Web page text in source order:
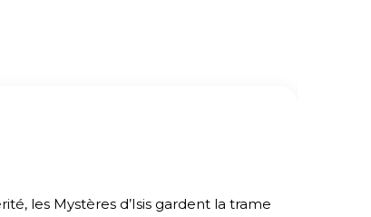
les Mystères d’Isis gardent la trame